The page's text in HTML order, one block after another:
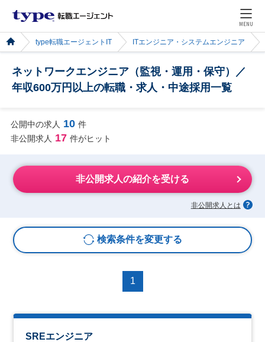
MENU
type転職エージェントIT ITエンジニア・システムエンジニア
ネットワークエンジニア（監視・運用・保守）／
年収600万円以上の転職・求人・中途採用一覧
公開中の求人 10 件
非公開求人 17 件がヒット
非公開求人の紹介を受ける
非公開求人とは
検索条件を変更する
1
SREエンジニア